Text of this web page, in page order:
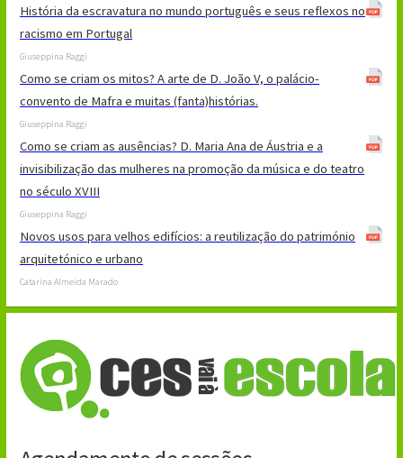
História da escravatura no mundo português e seus reflexos no
racismo em Portugal
Giuseppina Raggi
Como se criam os mitos? A arte de D. João V, o palácio-
convento de Mafra e muitas (fanta)histórias.
Giuseppina Raggi
Como se criam as ausências? D. Maria Ana de Áustria e a
invisibilização das mulheres na promoção da música e do teatro
no século XVIII
Giuseppina Raggi
Novos usos para velhos edifícios: a reutilização do património
arquitetónico e urbano
Catarina Almeida Marado